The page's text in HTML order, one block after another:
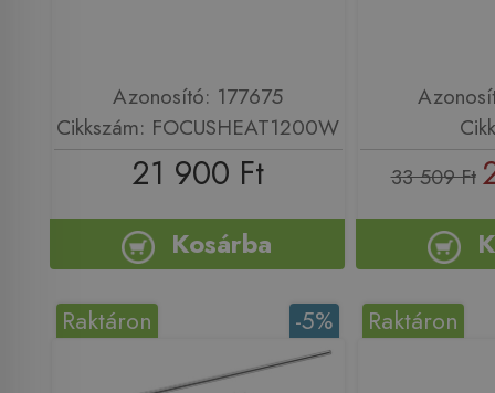
Azonosító: 177675
Cikkszám: FOCUSHEAT1200W
21 900 Ft
Kosárba
33 509 Ft
-5%
Raktáron Raktáron